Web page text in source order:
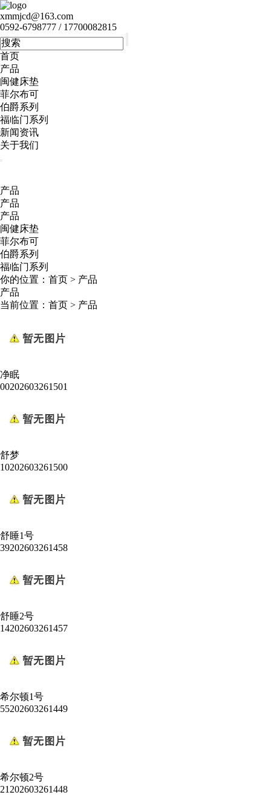
xmmjcd@163.com
0592-6798777 / 17700082815
首页
产品
闽健床垫
菲尔布可
伯爵系列
福临门系列
新闻资讯
关于我们
产品
产品
产品
闽健床垫
菲尔布可
伯爵系列
福临门系列
你的位置： 首页 > 产品
产品
当前位置： 首页 > 产品
净眠
00202603261501
舒梦
10202603261500
舒睡1号
39202603261458
舒睡2号
14202603261457
希尔顿1号
55202603261449
希尔顿2号
21202603261448